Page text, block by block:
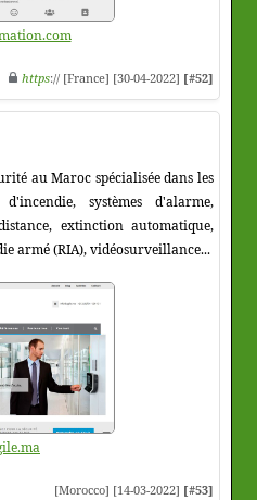
https:// [France] [30-04-2022] [#52]
au Maroc spécialisée dans les
systèmes d'alarme,
extinction automatique,
armé (RIA), vidéosurveillance...
[Morocco] [14-03-2022] [#53]